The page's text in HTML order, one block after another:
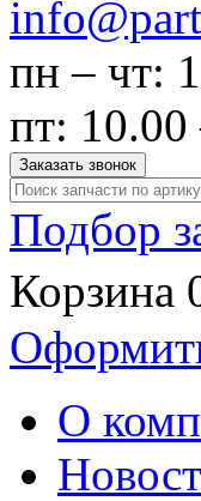
пн – чт:
пт: 10.00
Заказать звонок
Подбор
Корзина
О